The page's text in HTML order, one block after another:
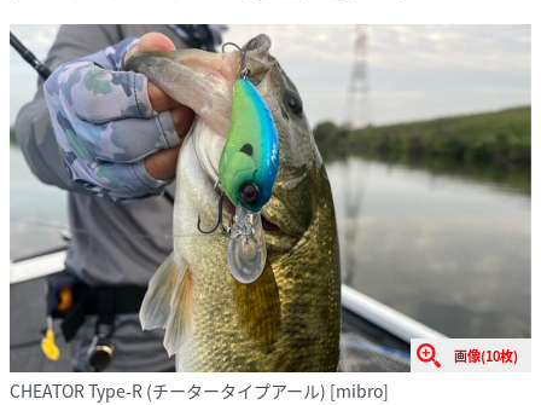
画像(10枚)
CHEATOR Type-R (チータータイプアール) [mibro]